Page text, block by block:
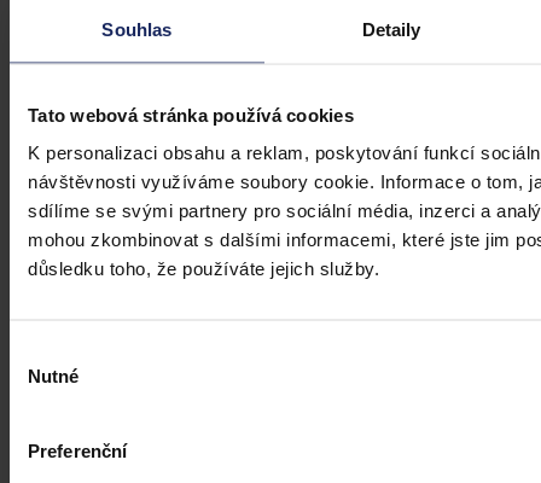
Souhlas Detaily
Tato webová stránka používá cookies
K personalizaci obsahu a reklam, poskytování funkcí
návštěvnosti využíváme soubory cookie. Informace o tom,
sdílíme se svými partnery pro sociální média, inzerci a
mohou zkombinovat s dalšími informacemi, které jste jim
důsledku toho, že používáte jejich služby.
souhlasu
Nutné
Preferenční
také například o některé činy související s obecným ohrožením,
ČTK • 3. srpna 2026, 10:04